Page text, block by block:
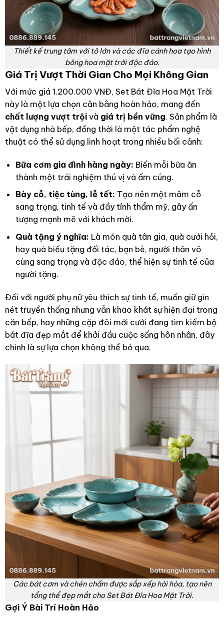
Thiết kế trung tâm với tô lớn và các đĩa cánh hoa tạo hình
bông hoa mặt trời độc đáo.
Giá Trị Vượt Thời Gian Cho Mọi Không Gian
Với mức giá 1.200.000 VNĐ, Set Bát Đĩa Hoa Mặt Trời
này là một lựa chọn cân bằng hoàn hảo, mang đến
chất lượng vượt trộivà giá trị bền vững. Sản phẩm là
vật dụng nhà bếp, đồng thời là một tác phẩm nghệ
thuật có thể sử dụng linh hoạt trong nhiều bối cảnh:
Bữa cơm gia đình hàng ngày: Biến mỗi bữa ăn
thành một trải nghiệm thú vị và ấm cúng.
Bày cỗ, tiệc tùng, lễ tết: Tạo nên một mâm cỗ
sang trọng, tinh tế và đầy tính thẩm mỹ, gây ấn
tượng mạnh mẽ với khách mời.
Quà tặng ý nghĩa: Là món quà tân gia, quà cưới hỏi,
hay quà biếu tặng đối tác, bạn bè, người thân vô
cùng sang trọng và độc đáo, thể hiện sự tinh tế của
người tặng.
Đối với người phụ nữ yêu thích sự tinh tế, muốn giữ gìn
nét truyền thống nhưng vẫn khao khát sự hiện đại trong
căn bếp, hay những cặp đôi mới cưới đang tìm kiếm bộ
bát đĩa đẹp mắt để khởi đầu cuộc sống hôn nhân, đây
chính là sự lựa chọn không thể bỏ qua.
Các bát cơm và chén chấm được sắp xếp hài hòa, tạo nên
tổng thể đẹp mắt cho Set Bát Đĩa Hoa Mặt Trời.
Gợi Ý Bài Trí Hoàn Hảo